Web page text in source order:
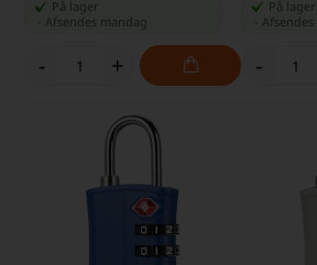
På lager
-Afsendes mandag
- +
På lager
Afsendes
-